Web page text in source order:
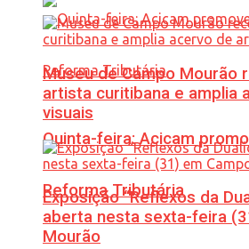
Quinta-feira: Acicam
Reforma Tributária
Museu de Campo Mourão
artista curitibana e amplia
visuais
Exposição “Reflexos da
aberta nesta sexta-feira
Mourão